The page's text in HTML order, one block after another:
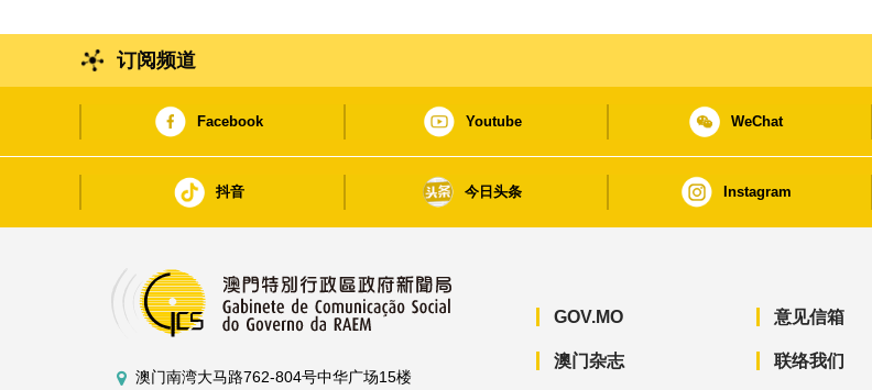
订阅频道
Facebook Youtube WeChat
抖音 今日头条 Instagram
澳门南湾大马路762-804号中华广场15楼
GOV.MO
澳门杂志
意见信箱
联络我们